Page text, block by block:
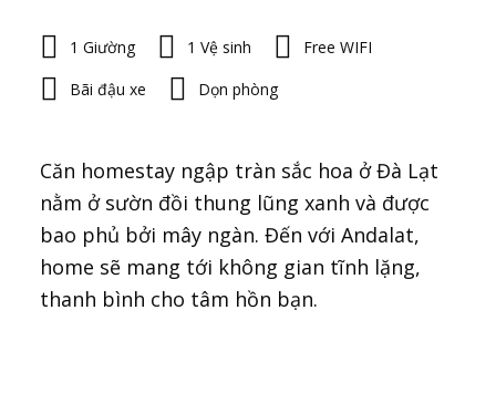
1 Giường 1 Vệ sinh
Free WIFI
Bãi đậu xe
Dọn phòng
Căn homestay ngập tràn sắc hoa ở Đà Lạt
nằm ở sườn đồi thung lũng xanh và được
bao phủ bởi mây ngàn. Đến với Andalat,
home sẽ mang tới không gian tĩnh lặng,
thanh bình cho tâm hồn bạn.